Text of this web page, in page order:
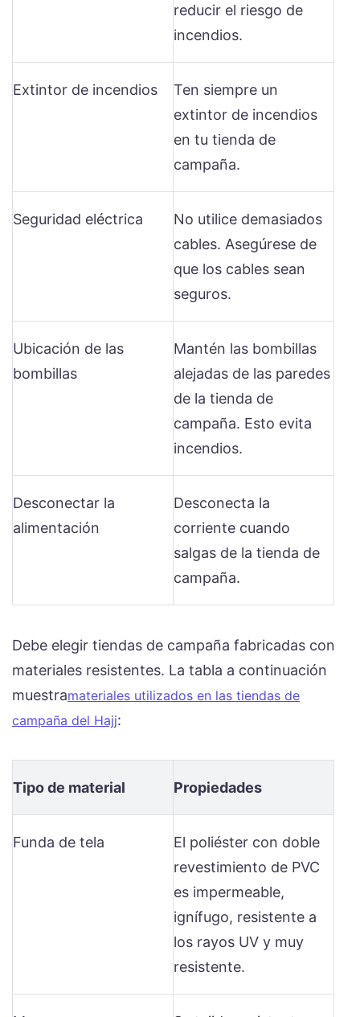
reducir el riesgo de
incendios.
Extintor de incendios
Ten siempre un
extintor de incendios
en tu tienda de
campaña.
Seguridad eléctrica
No utilice demasiados
cables. Asegúrese de
que los cables sean
seguros.
Ubicación de las
bombillas
Mantén las bombillas
alejadas de las paredes
de la tienda de
campaña. Esto evita
incendios.
Desconectar la
alimentación
Desconecta la
corriente cuando
salgas de la tienda de
campaña.
Debe elegir tiendas de campaña fabricadas con
materiales resistentes. La tabla a continuación
muestramateriales utilizados en las tiendas de
campaña del Hajj:
Tipo de material Propiedades
Funda de tela
El poliéster con doble
revestimiento de PVC
es impermeable,
ignífugo, resistente a
los rayos UV y muy
resistente.